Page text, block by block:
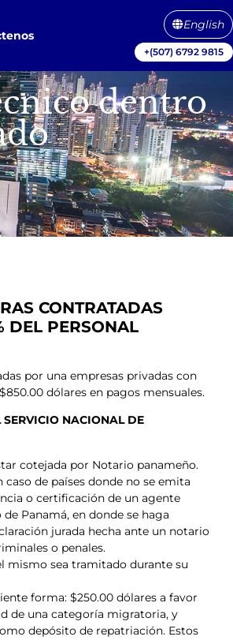
English
+(507) 6792 9815
dentro
CONTRATADAS
DEL PERSONAL
por una empresas privadas con
dólares en pagos mensuales.
SERVICIO NACIONAL DE
cotejada por Notario panameño.
de países donde no se emita
o certificación de un agente
Panamá, en donde se haga
jurada hecha ante un notario
o penales.
mismo sea tramitado durante su
forma: $250.00 dólares a favor
de una categoría migratoria, y
depósito de repatriación. Estos